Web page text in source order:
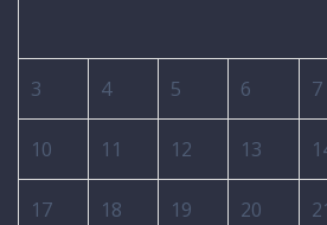
3 4 5 6 7
10 11 12 13
17 18 19 20